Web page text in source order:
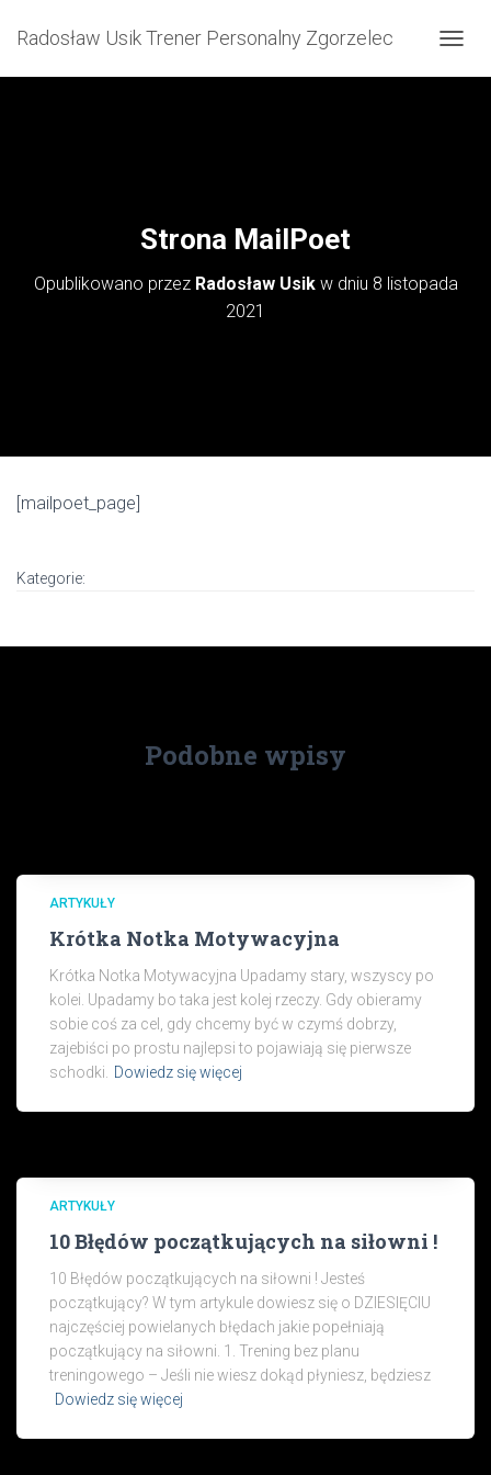
Radosław Usik Trener Personalny Zgorzelec
R
I
Strona MailPoet
Opublikowano przez Radosław Usikw dniu 8 listopada
2021
[mailpoet_page]
Kategorie:
Podobne wpisy
ARTYKUŁY
Krótka Notka Motywacyjna
Krótka Notka Motywacyjna Upadamy stary, wszyscy po
kolei. Upadamy bo taka jest kolej rzeczy. Gdy obieramy
sobie coś za cel, gdy chcemy być w czymś dobrzy,
zajebiści po prostu najlepsi to pojawiają się pierwsze
schodki.
Dowiedz się więcej
ARTYKUŁY
10 Błędów początkujących na siłowni !
10 Błędów początkujących na siłowni ! Jesteś
początkujący? W tym artykule dowiesz się o DZIESIĘCIU
najczęściej powielanych błędach jakie popełniają
początkujący na siłowni. 1. Trening bez planu
treningowego – Jeśli nie wiesz dokąd płyniesz, będziesz
Dowiedz się więcej